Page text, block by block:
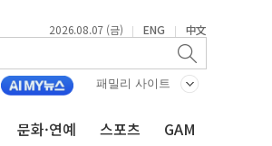
2026.08.07 (금) | ENG | 中文
패밀리 사이트
문화·연예 스포츠 GAM